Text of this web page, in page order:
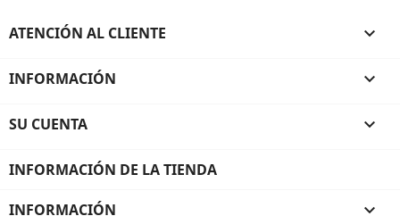
ATENCIÓN AL CLIENTE 
INFORMACIÓN 
SU CUENTA 
INFORMACIÓN DE LA TIENDA
INFORMACIÓN 